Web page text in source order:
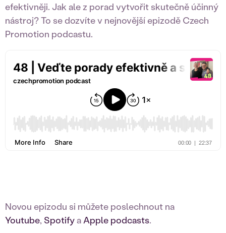
efektivněji. Jak ale z porad vytvořit skutečně účinný
nástroj? To se dozvíte v nejnovější epizodě Czech
Promotion podcastu.
Novou epizodu si můžete poslechnout na
Youtube, SpotifyaApple podcasts.